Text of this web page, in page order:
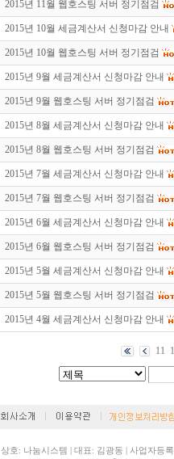
2015년 11월 웹호스팅 서버 정기점검
2015년 10월 세금계산서 신청마감 안내
2015년 10월 웹호스팅 서버 정기점검
2015년 9월 세금계산서 신청마감 안내
2015년 9월 웹호스팅 서버 정기점검
2015년 8월 세금계산서 신청마감 안내
2015년 8월 웹호스팅 서버 정기점검
2015년 7월 세금계산서 신청마감 안내
2015년 7월 웹호스팅 서버 정기점검
2015년 6월 세금계산서 신청마감 안내
2015년 6월 웹호스팅 서버 정기점검
2015년 5월 세금계산서 신청마감 안내
2015년 5월 웹호스팅 서버 정기점검
2015년 4월 세금계산서 신청마감 안내
11
상호: 나눔시스템 | 대표: 김광동 | 사업자등